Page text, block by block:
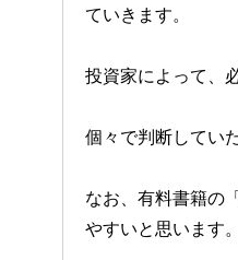
ていきます。
投資家によって、
個々で判断してい
なお、有料書籍の
やすいと思います。